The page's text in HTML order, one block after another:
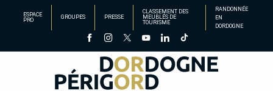
principal
ESPACE
PRO
GROUPES PRESSE
CLASSEMENT DES
MEUBLÉS DE
TOURISME
RANDONNÉE
EN
DORDOGNE